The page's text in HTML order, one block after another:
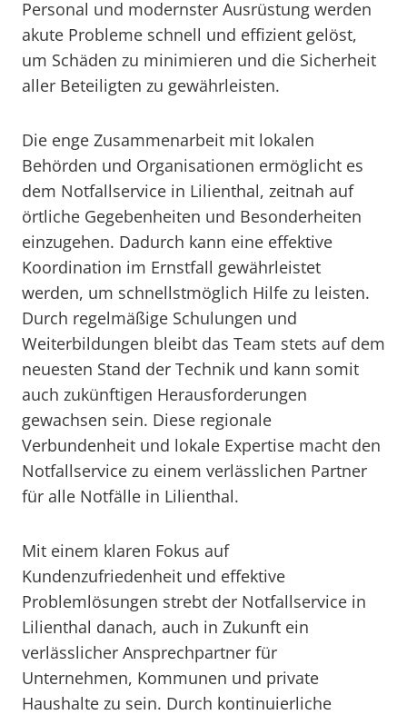
Personal und modernster Ausrüstung werden
akute Probleme schnell und effizient gelöst,
um Schäden zu minimieren und die Sicherheit
aller Beteiligten zu gewährleisten.
Die enge Zusammenarbeit mit lokalen
Behörden und Organisationen ermöglicht es
dem Notfallservice in Lilienthal, zeitnah auf
örtliche Gegebenheiten und Besonderheiten
einzugehen. Dadurch kann eine effektive
Koordination im Ernstfall gewährleistet
werden, um schnellstmöglich Hilfe zu leisten.
Durch regelmäßige Schulungen und
Weiterbildungen bleibt das Team stets auf dem
neuesten Stand der Technik und kann somit
auch zukünftigen Herausforderungen
gewachsen sein. Diese regionale
Verbundenheit und lokale Expertise macht den
Notfallservice zu einem verlässlichen Partner
für alle Notfälle in Lilienthal.
Mit einem klaren Fokus auf
Kundenzufriedenheit und effektive
Problemlösungen strebt der Notfallservice in
Lilienthal danach, auch in Zukunft ein
verlässlicher Ansprechpartner für
Unternehmen, Kommunen und private
Haushalte zu sein. Durch kontinuierliche